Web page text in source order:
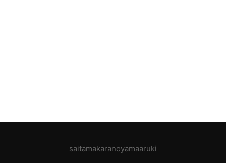
saitamakaranoyamaaruki